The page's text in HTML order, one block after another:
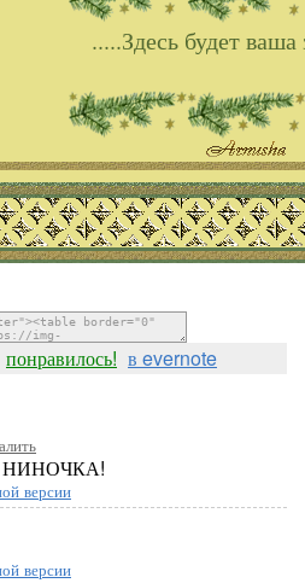
.....Здесь будет ваша
понравилось! в evernote
НИНОЧКА!
версии
версии